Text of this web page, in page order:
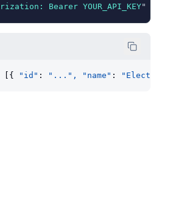
Bearer YOUR_API_KEY"
[{ "id" : "...", "name" :